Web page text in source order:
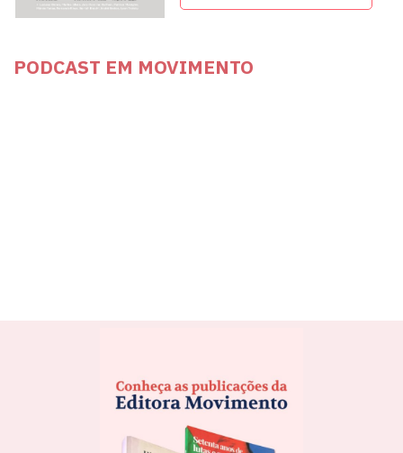
PODCAST EM MOVIMENTO